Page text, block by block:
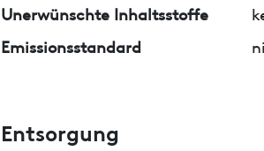
Unerwünschte Inhaltsstoffe
Emissionsstandard
Entsorgung